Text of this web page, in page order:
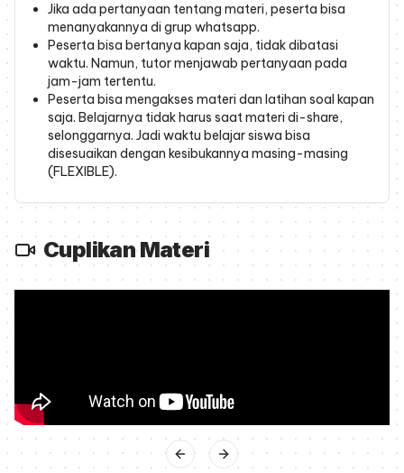
Jika ada pertanyaan tentang materi, peserta bisa
menanyakannya di grup whatsapp.
Peserta bisa bertanya kapan saja, tidak dibatasi
waktu. Namun, tutor menjawab pertanyaan pada
jam-jam tertentu.
Peserta bisa mengakses materi dan latihan soal kapan
saja. Belajarnya tidak harus saat materi di-share,
selonggarnya. Jadi waktu belajar siswa bisa
disesuaikan dengan kesibukannya masing-masing
(FLEXIBLE).
Cuplikan Materi
Previous slide
Next slide